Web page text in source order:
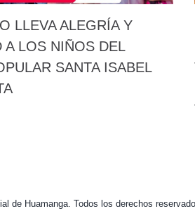
LLEVA ALEGRÍA Y
A LOS NIÑOS DEL
SANTA ISABEL
de Huamanga. Todos los derechos